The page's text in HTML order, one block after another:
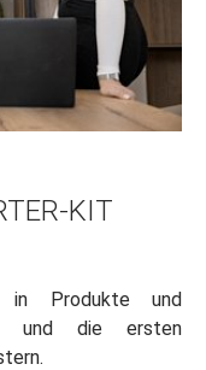
KIT
in Produkte und
und die ersten